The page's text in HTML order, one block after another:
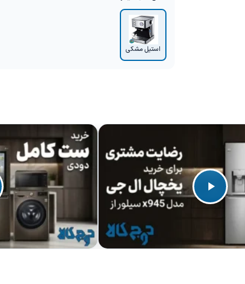
استیل مشکی